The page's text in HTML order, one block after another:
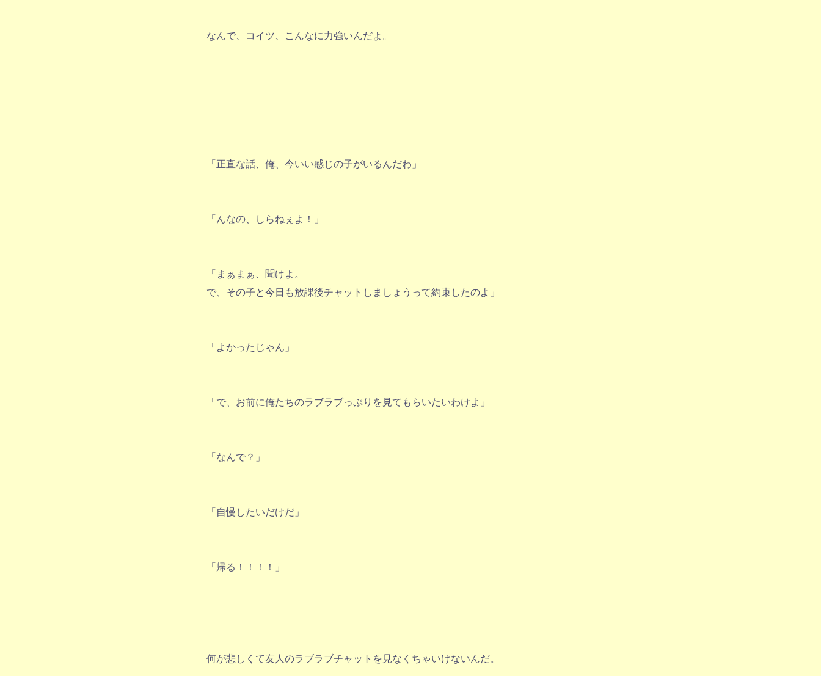
なんで、コイツ、こんなに力強いんだよ。
「正直な話、俺、今いい感じの子がいるんだわ」
「んなの、しらねぇよ！」
「まぁまぁ、聞けよ。
で、その子と今日も放課後チャットしましょうって約束したのよ」
「よかったじゃん」
「で、お前に俺たちのラブラブっぷりを見てもらいたいわけよ」
「なんで？」
「自慢したいだけだ」
「帰る！！！！」
何が悲しくて友人のラブラブチャットを見なくちゃいけないんだ。